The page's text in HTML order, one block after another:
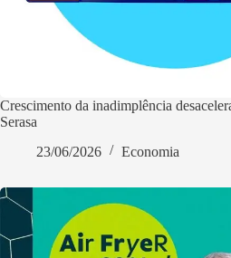
Crescimento da inadimplência
Serasa
23/06/2026
Economia